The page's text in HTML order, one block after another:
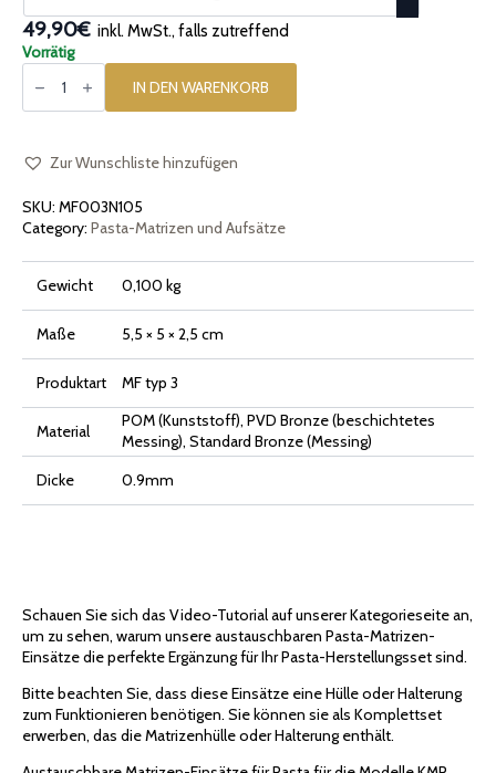
49,90€ inkl. MwSt., falls zutreffend
Vorrätig
Pasta-
Einsatz
3]
7mm
IN DEN WARENKORB
Zur Wunschliste hinzufügen
SKU: MF003N105
Category: Pasta-Matrizen und Aufsätze
Gewicht 0,100 kg
Maße 5,5 × 5 × 2,5 cm
Produktart MF typ 3
Material
POM (Kunststoff), PVD Bronze (beschichtetes
Messing), Standard Bronze (Messing)
Dicke
0.9mm
Schauen Sie sich das Video-Tutorial auf unserer Kategorieseite an,
um zu sehen, warum unsere austauschbaren Pasta-Matrizen-
Einsätze die perfekte Ergänzung für Ihr Pasta-Herstellungsset sind.
Bitte beachten Sie, dass diese Einsätze eine Hülle oder Halterung
zum Funktionieren benötigen. Sie können sie als Komplettset
erwerben, das die Matrizenhülle oder Halterung enthält.